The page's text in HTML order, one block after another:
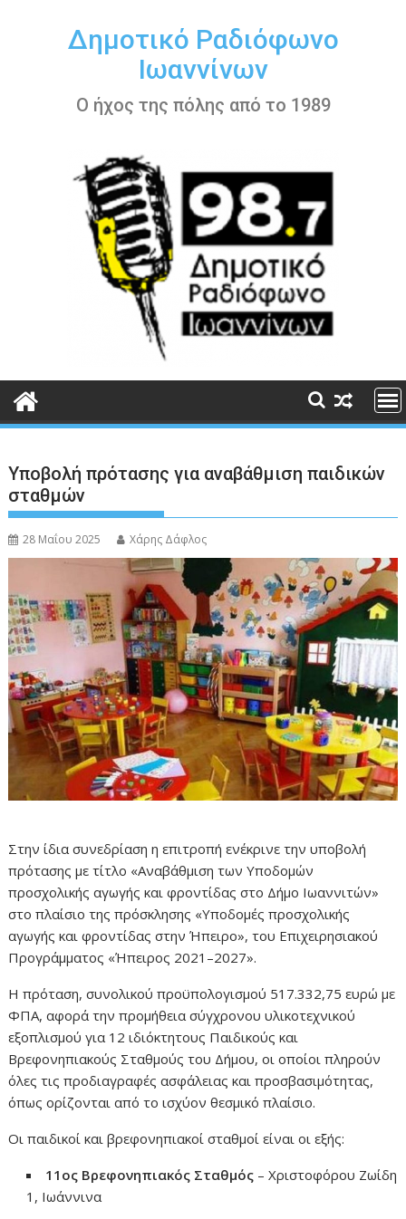
περιεχόμενοΔημοτικό Ραδιόφωνο
Ιωαννίνων
Ο ήχος της πόλης από το 1989
Υποβολή πρότασης για αναβάθμιση παιδικών
σταθμών
28 Μαΐου 2025 Χάρης Δάφλος
Στην ίδια συνεδρίαση η επιτροπή ενέκρινε την υποβολή
πρότασης με τίτλο «Αναβάθμιση των Υποδομών
προσχολικής αγωγής και φροντίδας στο Δήμο Ιωαννιτών»
στο πλαίσιο της πρόσκλησης «Υποδομές προσχολικής
αγωγής και φροντίδας στην Ήπειρο», του Επιχειρησιακού
Προγράμματος «Ήπειρος 2021–2027».
Η πρόταση, συνολικού προϋπολογισμού 517.332,75 ευρώ με
ΦΠΑ, αφορά την προμήθεια σύγχρονου υλικοτεχνικού
εξοπλισμού για 12 ιδιόκτητους Παιδικούς και
Βρεφονηπιακούς Σταθμούς του Δήμου, οι οποίοι πληρούν
όλες τις προδιαγραφές ασφάλειας και προσβασιμότητας,
όπως ορίζονται από το ισχύον θεσμικό πλαίσιο.
Οι παιδικοί και βρεφονηπιακοί σταθμοί είναι οι εξής:
11ος Βρεφονηπιακός Σταθμός – Χριστοφόρου Ζωίδη
1, Ιωάννινα